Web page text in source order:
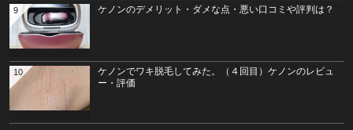
ケノンのデメリット・ダメな点・悪い口コミや評判は？
9
ケノンでワキ脱毛してみた。（４回目）ケノンのレビュ
ー・評価
10